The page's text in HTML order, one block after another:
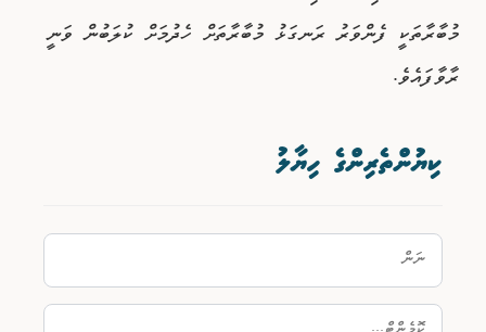
މުބާރާތަކީ ފެންވަރު ރަނގަޅު މުބާރާތަށް ހެދުމަށް ކުލަބުން ވަނީ
ރާވާފައެވެ.
ކިޔުންތެރިންގެ ހިޔާލު